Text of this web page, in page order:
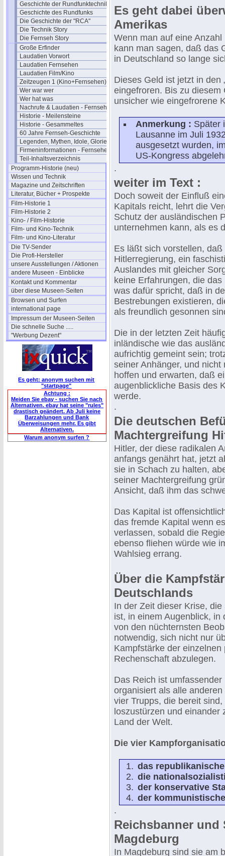
Geschichte der Rundfunktechnik
Geschichte des Rundfunks
Die Geschichte der "RCA"
Die Technik Story
Die Fernseh Story
Große Erfinder
Laudatien Vorwort
Laudatien Fernsehen
Laudatien Film/Kino
Zeitzeugen 1 (Kino+Fernsehen)
Wer war wer
Wer hat was
Nachrufe & Laudatien - Fernsehen
Historie - Meilensteine
Historie - Gesammeltes
60 Jahre Fernseh-Geschichte
Legenden, Mythen, Idole, Glorie
Firmeninformationen - Fernsehen
Teil-Inhaltsverzeichnis
Programm-Historie (neu)
Wissen und Technik
Magazine und Zeitschriften
Literatur, Bücher + Prospekte
Film-Historie 1
Film-Historie 2
Kino- / Film-Historie
Film- und Kino-Technik
Film- und Kino-Literatur
Die TV-Sender
Die Profi-Hersteller
unsere Ausstellungen / Aktionen
andere Museen - Einblicke
Kontakt und Kommentar
über diese Museen-Seiten
Browsen und Surfen
international page
Impressum der Museen-Seiten
Die schnelle Suche .....
"Werbung Dezent"
Es geht: anonym suchen mit
"startpage"
Achtung :
Meiden Sie ebay - suchen Sie nach
Alternativen. ebay hat seine "rules"
drastisch geändert. Ab Juli keine
Barzahlungen und Bank
Überweisungen mehr. Es gibt
Alternativen.
Warum anonym surfen ?
Es geht dabei
Amerikas
Wenn man auf eine
kann man sagen, daß das
in Deutschland so lange
Dieses Geld ist jetzt in den
eingefroren. Bis zu
unsicher wie eingefrorene
Anmerkung : Später
Lausanne im Juli
ausgesetzt wurden,
US-Kongress
.
weiter im Text :
Doch soweit der Einfluß
Kapitals reicht, lehrt die
Schutz der ausländischen
unternehmen kann, als es
Es läßt sich vorstellen,
Hitlerregierung, ein
Auslandes mit gleicher
keine Erfahrungen, die
was dafür spricht, daß in
Bestrebungen existieren,
als freundlich gesonnen
Die in der letzten Zeit
inländische wie das
aufrichtig gemeint sein;
seiner Anhänger, und
hoffen und erwarten, daß
augenblickliche Basis des
werde.
.
Die deutschen
Machtergreifung
Hitler, der diese radikalen
anfangs genährt hat, jetzt
sie in Schach zu halten,
seiner Machtergreifung
Ansicht, daß ihm das
Das Kapital ist
das fremde Kapital wenn
verlassen, sobald die
ebenso fliehen würde wie
Wahlsieg errang.
Über die
Deutschlands
In der Zeit dieser Krise,
ist, in einem Augenblick,
von den nüchternsten
notwendig, sich nicht nur
Kampfstärke der
Rechenschaft abzulegen.
Das Reich ist
organisiert als alle
vier Trupps, die bereit
loszustürzen und
Land der Welt.
Die vier
das
die
der konservative
der
.
Reichsbanner
Magdeburg
In Magdeburg sind sie am